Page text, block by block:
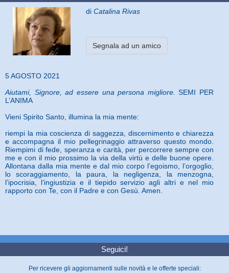
di Catalina Rivas
Segnala ad un amico
5 AGOSTO 2021
Aiutami, Signore, ad essere una persona migliore. SEMI PER
L’ANIMA
Vieni Spirito Santo, illumina la mia mente:
riempi la mia coscienza di saggezza, discernimento e chiarezza
e accompagna il mio pellegrinaggio attraverso questo mondo.
Riempimi di fede, speranza e carità, per percorrere sempre con
me e con il mio prossimo la via della virtù e delle buone opere.
Allontana dalla mia mente e dal mio corpo l’egoismo, l’orgoglio,
lo scoraggiamento, la paura, la negligenza, la menzogna,
l’ipocrisia, l’ingiustizia e il tiepido servizio agli altri e nel mio
rapporto con Te, con il Padre e con Gesù. Amen.
Seguici!
Per ricevere gli aggiornamenti sulle novità e le offerte speciali: